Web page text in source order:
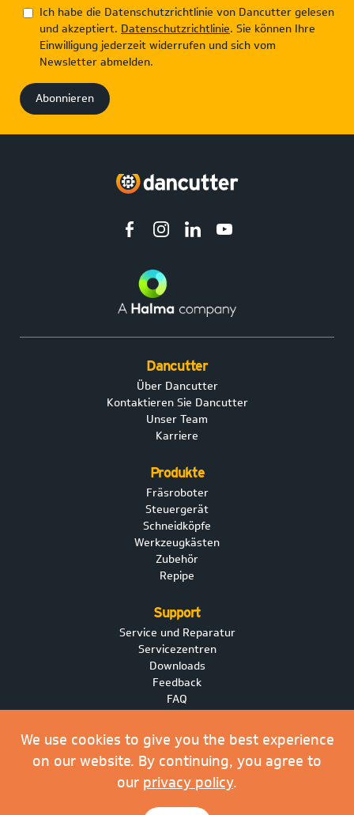
We use cookies to give you the best experience
on our website. By continuing, you agree to
our privacy policy.
Ich habe die Datenschutzrichtlinie von Dancutter gelesen
und akzeptiert. Datenschutzrichtlinie. Sie können Ihre
Einwilligung jederzeit widerrufen und sich vom
Newsletter abmelden.
Dancutter
Über Dancutter
Kontaktieren Sie Dancutter
Unser Team
Karriere
Produkte
Fräsroboter
Steuergerät
Schneidköpfe
Werkzeugkästen
Zubehör
Repipe
Support
Service und Reparatur
Servicezentren
Downloads
Feedback
FAQ
Nachrichten
Privacy Policy
Purchase Order Terms & Conditions
Terms of Sale & Delivery